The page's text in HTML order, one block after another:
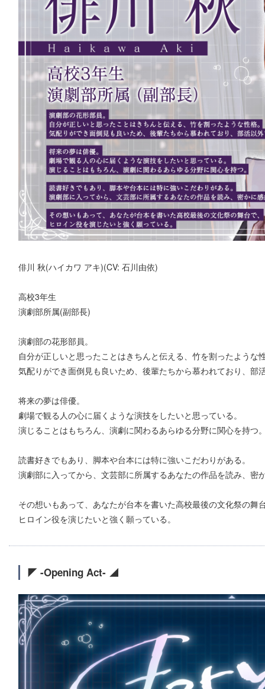
俳川 秋(ハイカワ アキ)(CV: 石川由依)
高校3年生
演劇部所属(副部長)
演劇部の花形部員。
自分が正しいと思ったことはきちんと伝える、竹を割ったような
気配りができ面倒見も良いため、後輩たちから慕われており、部
将来の夢は俳優。
劇場で観る人の心に届くような演技をしたいと思っている。
演じることはもちろん、演劇に関わるあらゆる分野に関心を持つ
読書好きでもあり、脚本や台本には特に強いこだわりがある。
演劇部に入ってから、文芸部に所属するあなたの作品を読み、密
その想いもあって、あなたが台本を書いた高校最後の文化祭の舞
ヒロイン役を演じたいと強く願っている。
◤ -Opening Act- ◢